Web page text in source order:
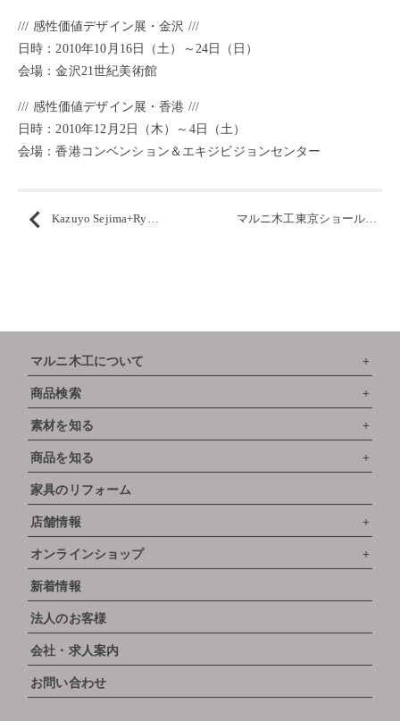
/// 感性価値デザイン展・金沢 ///
日時：2010年10月16日（土）～24日（日）
会場：金沢21世紀美術館
/// 感性価値デザイン展・香港 ///
日時：2010年12月2日（木）～4日（土）
会場：香港コンベンション＆エキジビジョンセンター
Kazuyo Sejima+Ryue Nishizawa/SANAA がデザインした、愛らしい姿が印象的なアームレスチェア
マルニ木工について
商品検索
素材を知る
商品を知る
家具のリフォーム
店舗情報
オンラインショップ
新着情報
法人のお客様
会社・求人案内
お問い合わせ